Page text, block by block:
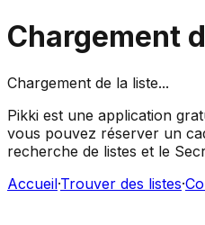
Chargement
Chargement de la liste...
Pikki est une application
vous pouvez réserver un
recherche de listes et le
Accueil·Trouver des listes·